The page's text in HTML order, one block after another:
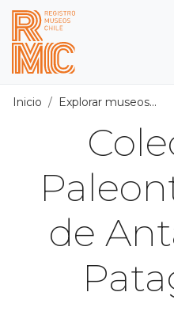
Contenido principal
Registro
Inicio Explorar museos
de